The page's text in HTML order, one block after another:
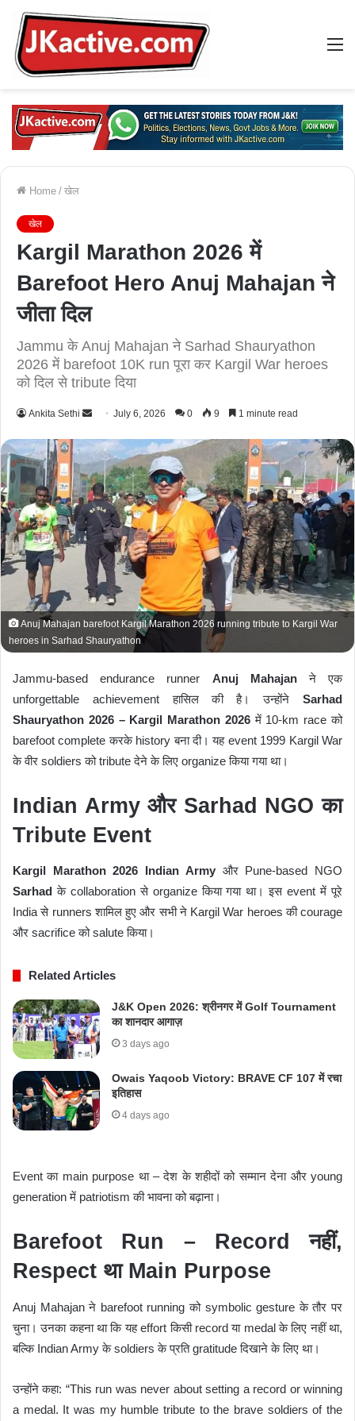
Home / खेल
खेल
Kargil Marathon 2026 में
Barefoot Hero Anuj Mahajan ने
जीता दिल
Jammu के Anuj Mahajan ने Sarhad Shauryathon
2026 में barefoot 10K run पूरा कर Kargil War heroes
को दिल से tribute दिया
Ankita Sethi
n
d
a
n
m
i
l
July 6, 2026 0 9 1 minute read
Anuj Mahajan barefoot Kargil Marathon 2026 running tribute to Kargil War
heroes in Sarhad Shauryathon
Jammu-based endurance runner Anuj Mahajanने एक
unforgettable achievement हासिल की है। उन्होंने Sarhad
Shauryathon 2026 – Kargil Marathon 2026में 10-km race को
barefoot complete करके history बना दी। यह event 1999 Kargil War
के वीर soldiers को tribute देने के लिए organize किया गया था।
Indian Army और Sarhad NGO का
Tribute Event
Kargil Marathon 2026 Indian Armyऔर Pune-based NGO
Sarhad के collaboration से organize किया गया था। इस event में पूरे
India से runners शामिल हुए और सभी ने Kargil War heroes की courage
और sacrifice को salute किया।
Related Articles
J&K Open 2026: श्रीनगर में Golf Tournament
का शानदार आगाज़
3 days ago
Owais Yaqoob Victory: BRAVE CF 107 में रचा
इतिहास
4 days ago
Event का main purpose था – देश के शहीदों को सम्मान देना और young
generation में patriotism की भावना को बढ़ाना।
Barefoot Run – Record नहीं,
Respect था Main Purpose
Anuj Mahajan ने barefoot running को symbolic gesture के तौर पर
चुना। उनका कहना था कि यह effort किसी record या medal के लिए नहीं था,
बल्कि Indian Army के soldiers के प्रति gratitude दिखाने के लिए था।
उन्होंने कहा: “This run was never about setting a record or winning
a medal. It was my humble tribute to the brave soldiers of the